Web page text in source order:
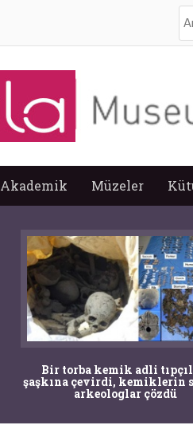
Akademik Müzeler
Bir torba kemik adli
şaşkına çevirdi, kemiklerin
arkeologlar çözdü